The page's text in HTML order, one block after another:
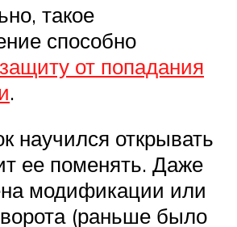
такое
способно
защиту от попадания
.
научился открывать
ее поменять. Даже
модификации или
(раньше было